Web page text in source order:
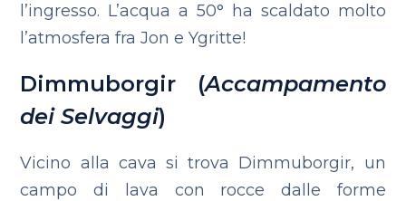
l’ingresso. L’acqua a 50° ha scaldato molto
l’atmosfera fra Jon e Ygritte!
Dimmuborgir (Accampamento
dei Selvaggi)
Vicino alla cava si trova Dimmuborgir, un
campo di lava con rocce dalle forme